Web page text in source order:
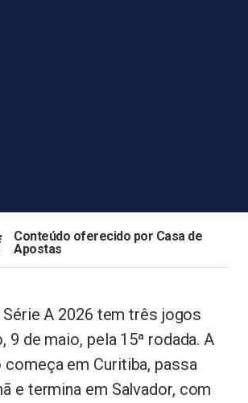
Conteúdo oferecido por Casa de
Apostas
A 2026 tem três jogos
9 de maio, pela 15ª rodada. A
em Curitiba, passa
e termina em Salvador, com